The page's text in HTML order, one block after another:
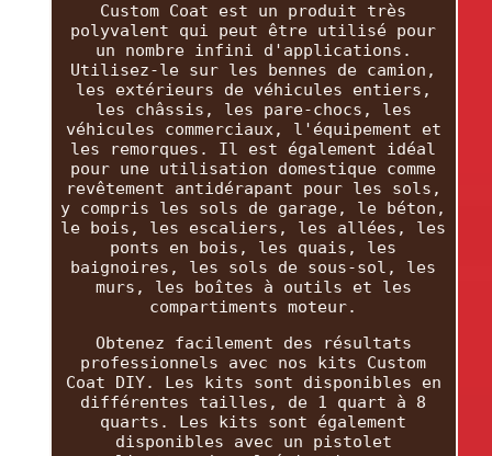
Custom Coat est un produit très
polyvalent qui peut être utilisé pour
un nombre infini d'applications.
Utilisez-le sur les bennes de camion,
les extérieurs de véhicules entiers,
les châssis, les pare-chocs, les
véhicules commerciaux, l'équipement et
les remorques. Il est également idéal
pour une utilisation domestique comme
revêtement antidérapant pour les sols,
y compris les sols de garage, le béton,
le bois, les escaliers, les allées, les
ponts en bois, les quais, les
baignoires, les sols de sous-sol, les
murs, les boîtes à outils et les
compartiments moteur.
Obtenez facilement des résultats
professionnels avec nos kits Custom
Coat DIY. Les kits sont disponibles en
différentes tailles, de 1 quart à 8
quarts. Les kits sont également
disponibles avec un pistolet